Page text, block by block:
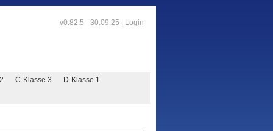
v0.82.5 - 30.09.25 | Login
C-Klasse 3
D-Klasse 1